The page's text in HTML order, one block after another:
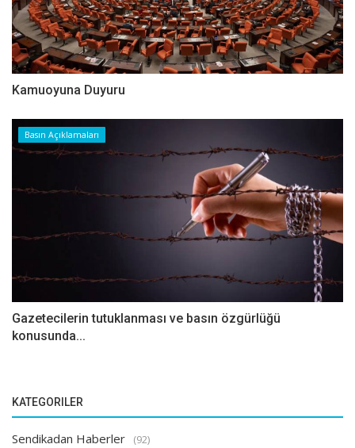
Kamuoyuna Duyuru
Basın Açıklamaları
Gazetecilerin tutuklanması ve basın özgürlüğü
konusunda...
KATEGORILER
Sendikadan Haberler (92)